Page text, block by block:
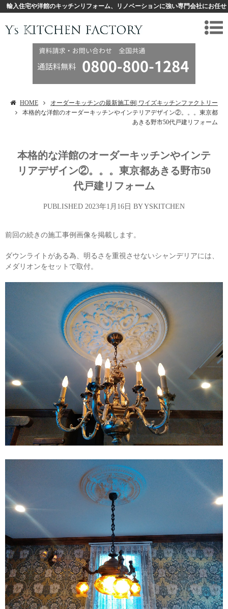
輸入住宅や洋館のキッチンリフォーム、リノベーションに強い専門会社にお任せ
HOME
オーダーキッチンの最新施工例| ワイズキッチンファクトリー
本格的な洋館のオーダーキッチンやインテリアデザイン②。。。東京都
あきる野市50代戸建リフォーム
本格的な洋館のオーダーキッチンやインテ
リアデザイン②。。。東京都あきる野市50
代戸建リフォーム
2023年1月16日
前回の続きの施工事例画像を掲載します。
ダウンライトがある為、明るさを重視させないシャンデリアには、
メダリオンをセットで取付。